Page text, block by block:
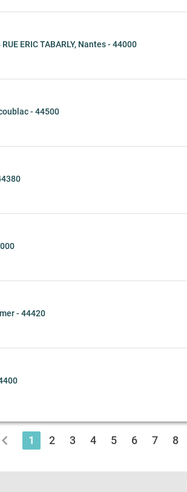
ERIC TABARLY, Nantes - 44000
- 44500
- 44420
chevron_left 1 2 3 4 5 6 7 8